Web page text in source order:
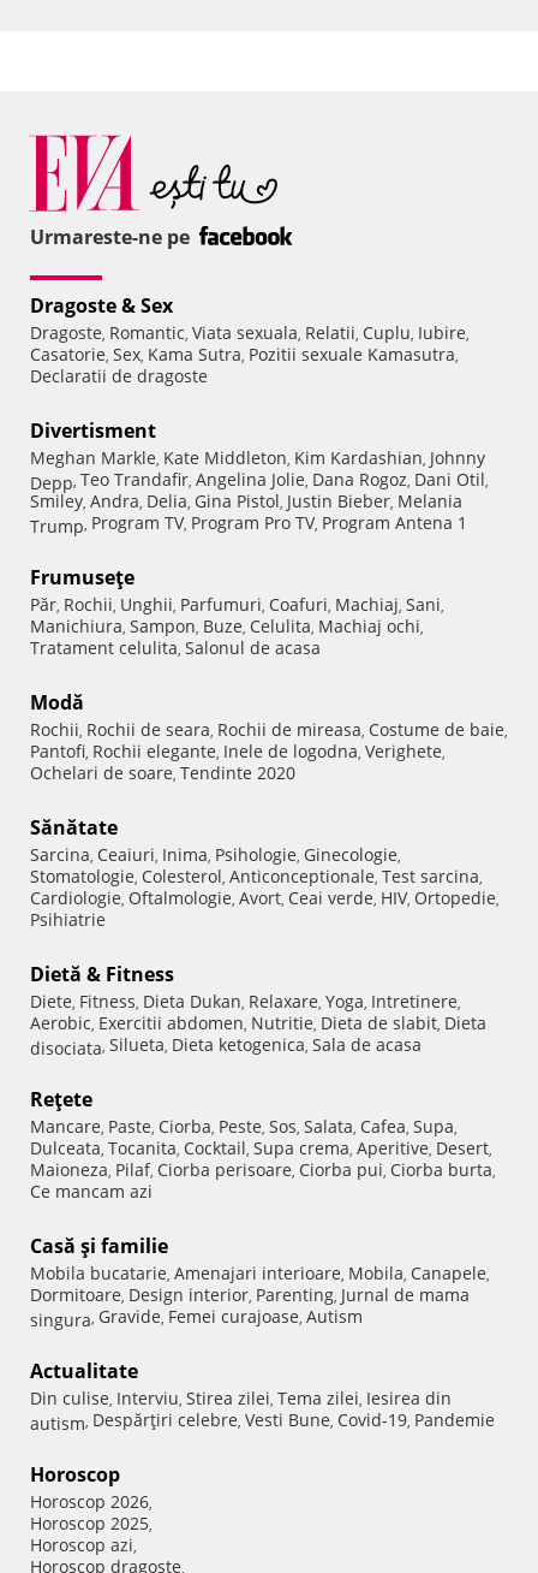
Urmareste-ne pe
Dragoste & Sex
Dragoste, Romantic, Viata sexuala, Relatii, Cuplu, Iubire,
Casatorie, Sex, Kama Sutra, Pozitii sexuale Kamasutra,
Declaratii de dragoste
Divertisment
Meghan Markle, Kate Middleton, Kim Kardashian, Johnny
Depp, Teo Trandafir, Angelina Jolie, Dana Rogoz, Dani Otil,
Smiley, Andra, Delia, Gina Pistol, Justin Bieber, Melania
Trump, Program TV, Program Pro TV, Program Antena 1
Frumuseţe
Păr, Rochii, Unghii, Parfumuri, Coafuri, Machiaj, Sani,
Manichiura, Sampon, Buze, Celulita, Machiaj ochi,
Tratament celulita, Salonul de acasa
Modă
Rochii, Rochii de seara, Rochii de mireasa, Costume de baie,
Pantofi, Rochii elegante, Inele de logodna, Verighete,
Ochelari de soare, Tendinte 2020
Sănătate
Sarcina, Ceaiuri, Inima, Psihologie, Ginecologie,
Stomatologie, Colesterol, Anticonceptionale, Test sarcina,
Cardiologie, Oftalmologie, Avort, Ceai verde, HIV, Ortopedie,
Psihiatrie
Dietă & Fitness
Diete, Fitness, Dieta Dukan, Relaxare, Yoga, Intretinere,
Aerobic, Exercitii abdomen, Nutritie, Dieta de slabit, Dieta
disociata, Silueta, Dieta ketogenica, Sala de acasa
Reţete
Mancare, Paste, Ciorba, Peste, Sos, Salata, Cafea, Supa,
Dulceata, Tocanita, Cocktail, Supa crema, Aperitive, Desert,
Maioneza, Pilaf, Ciorba perisoare, Ciorba pui, Ciorba burta,
Ce mancam azi
Casă şi familie
Mobila bucatarie, Amenajari interioare, Mobila, Canapele,
Dormitoare, Design interior, Parenting, Jurnal de mama
singura, Gravide, Femei curajoase, Autism
Actualitate
Din culise, Interviu, Stirea zilei, Tema zilei, Iesirea din
autism, Despărţiri celebre, Vesti Bune, Covid-19, Pandemie
Horoscop
Horoscop 2026,
Horoscop 2025,
Horoscop azi,
Horoscop dragoste,